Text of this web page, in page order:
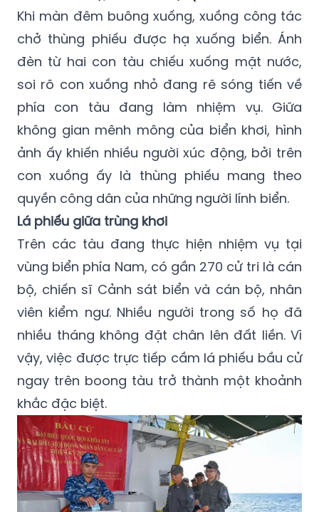
Khi màn đêm buông xuống, xuồng công tác
chở thùng phiếu được hạ xuống biển. Ánh
đèn từ hai con tàu chiếu xuống mặt nước,
soi rõ con xuồng nhỏ đang rẽ sóng tiến về
phía con tàu đang làm nhiệm vụ. Giữa
không gian mênh mông của biển khơi, hình
ảnh ấy khiến nhiều người xúc động, bởi trên
con xuồng ấy là thùng phiếu mang theo
quyền công dân của những người lính biển.
Lá phiếu giữa trùng khơi
Trên các tàu đang thực hiện nhiệm vụ tại
vùng biển phía Nam, có gần 270 cử tri là cán
bộ, chiến sĩ Cảnh sát biển và cán bộ, nhân
viên kiểm ngư. Nhiều người trong số họ đã
nhiều tháng không đặt chân lên đất liền. Vì
vậy, việc được trực tiếp cầm lá phiếu bầu cử
ngay trên boong tàu trở thành một khoảnh
khắc đặc biệt.